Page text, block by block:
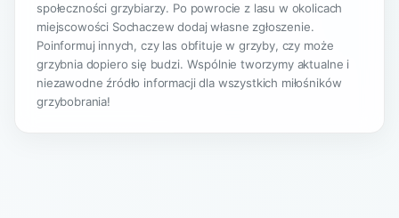
społeczności grzybiarzy. Po powrocie z lasu w okolicach
miejscowości Sochaczew dodaj własne zgłoszenie.
Poinformuj innych, czy las obfituje w grzyby, czy może
grzybnia dopiero się budzi. Wspólnie tworzymy aktualne i
niezawodne źródło informacji dla wszystkich miłośników
grzybobrania!